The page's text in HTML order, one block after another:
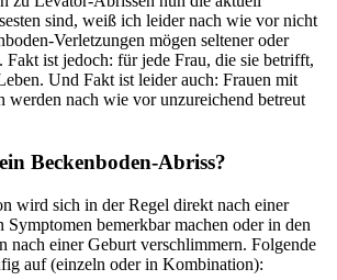
sind, weiß ich leider nach wie vor nicht
Verletzungen mögen seltener oder
ist jedoch: für jede Frau, die sie betrifft,
Und Fakt ist leider auch: Frauen mit
werden nach wie vor unzureichend betreut
Beckenboden-Abriss?
wird sich in der Regel direkt nach einer
bemerkbar machen oder in den
nach einer Geburt verschlimmern. Folgende
auf (einzeln oder in Kombination):